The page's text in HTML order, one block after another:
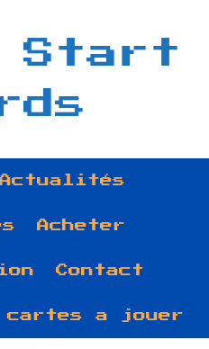
Start
Actualités
Acheter
Contact
cartes a jouer